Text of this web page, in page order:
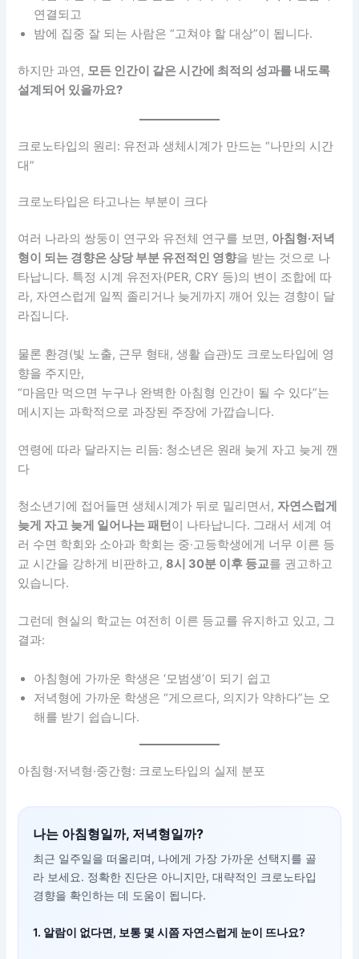
연결되고
밤에 집중 잘 되는 사람은 “고쳐야 할 대상”이 됩니다.
하지만 과연, 모든 인간이 같은 시간에 최적의 성과를 내도록
설계되어 있을까요?
크로노타입의 원리: 유전과 생체시계가 만드는 “나만의 시간
대”
크로노타입은 타고나는 부분이 크다
여러 나라의 쌍둥이 연구와 유전체 연구를 보면, 아침형·저녁
형이 되는 경향은 상당 부분 유전적인 영향을 받는 것으로 나
타납니다. 특정 시계 유전자(PER, CRY 등)의 변이 조합에 따
라, 자연스럽게 일찍 졸리거나 늦게까지 깨어 있는 경향이 달
라집니다.
물론 환경(빛 노출, 근무 형태, 생활 습관)도 크로노타입에 영
향을 주지만,
“마음만 먹으면 누구나 완벽한 아침형 인간이 될 수 있다”는
메시지는 과학적으로 과장된 주장에 가깝습니다.
연령에 따라 달라지는 리듬: 청소년은 원래 늦게 자고 늦게 깬
다
청소년기에 접어들면 생체시계가 뒤로 밀리면서, 자연스럽게
늦게 자고 늦게 일어나는 패턴이 나타납니다. 그래서 세계 여
러 수면 학회와 소아과 학회는 중·고등학생에게 너무 이른 등
교 시간을 강하게 비판하고,8시 30분 이후 등교를 권고하고
있습니다.
그런데 현실의 학교는 여전히 이른 등교를 유지하고 있고, 그
결과:
아침형에 가까운 학생은 ‘모범생’이 되기 쉽고
저녁형에 가까운 학생은 “게으르다, 의지가 약하다”는 오
해를 받기 쉽습니다.
아침형·저녁형·중간형: 크로노타입의 실제 분포
나는 아침형일까, 저녁형일까?
최근 일주일을 떠올리며, 나에게 가장 가까운 선택지를 골
라 보세요. 정확한 진단은 아니지만, 대략적인 크로노타입
경향을 확인하는 데 도움이 됩니다.
1. 알람이 없다면, 보통 몇 시쯤 자연스럽게 눈이 뜨나요?